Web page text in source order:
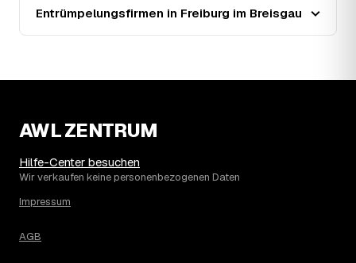
Höchststand im Jahr 2024. Eine Prognose lässt sich
daraus nicht ableiten, aber die Daten zeigen: Wer
3.320 € in Freiburg im Breisgau?
Zugänglichkeit: Ein einzelner Keller oder Dachboden liegt
eher am unteren Ende, eine voll möblierte Wohnung mit
Auch anrechenbare Wertgegenstände oder ein hoher
Betrag für Ihren Fall erfahren Sie erst nach einer kurzen,
Entrümpelungsfirmen in Freiburg im Breisgau
AWL ZENTRUM
Hilfe-Center besuchen
Wir verkaufen keine personenbezogenen Daten
Impressum
AGB